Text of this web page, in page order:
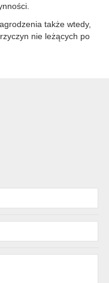
także wtedy,
nie leżących po